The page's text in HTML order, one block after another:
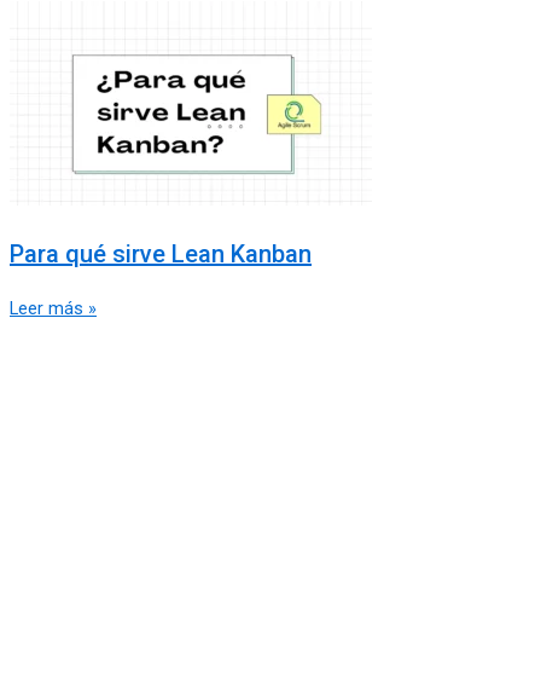
Para qué sirve Lean Kanban
Leer más »